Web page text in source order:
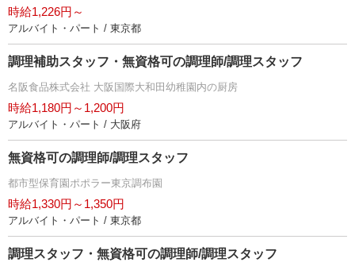
時給1,226円～
アルバイト・パート / 東京都
調理補助スタッフ・無資格可の調理師/調理スタッフ
名阪食品株式会社 大阪国際大和田幼稚園内の厨房
時給1,180円～1,200円
アルバイト・パート / 大阪府
無資格可の調理師/調理スタッフ
都市型保育園ポポラー東京調布園
時給1,330円～1,350円
アルバイト・パート / 東京都
調理スタッフ・無資格可の調理師/調理スタッフ